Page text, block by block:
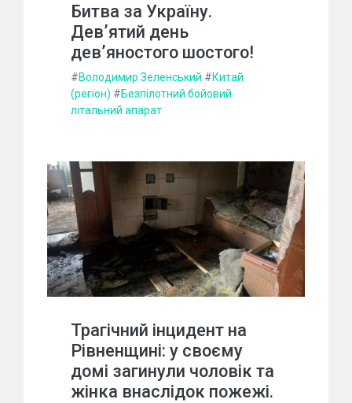
Битва за Україну.
Дев’ятий день
дев’яностого шостого!
#Володимир Зеленський #Китай
(регіон) #Безпілотний бойовий
літальний апарат
Трагічний інцидент на
Рівненщині: у своєму
домі загинули чоловік та
жінка внаслідок пожежі.